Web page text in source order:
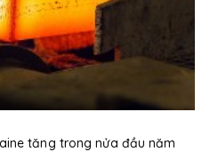
tăng trong nửa đầu năm